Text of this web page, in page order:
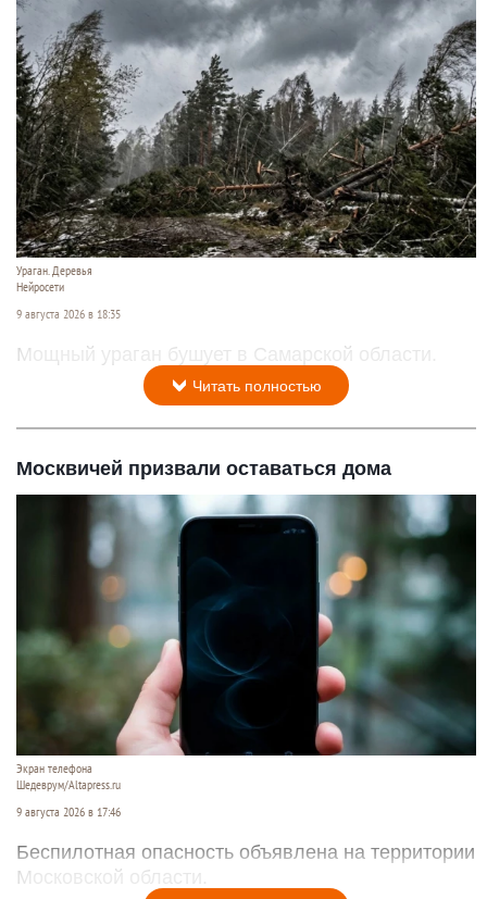
Ураган. Деревья
Нейросети
9 августа 2026 в 18:35
Мощный ураган бушует в Самарской области.
Читать полностью
Москвичей призвали оставаться дома
Экран телефона
Шедеврум/Altapress.ru
9 августа 2026 в 17:46
Беспилотная опасность объявлена на территории
Московской области.